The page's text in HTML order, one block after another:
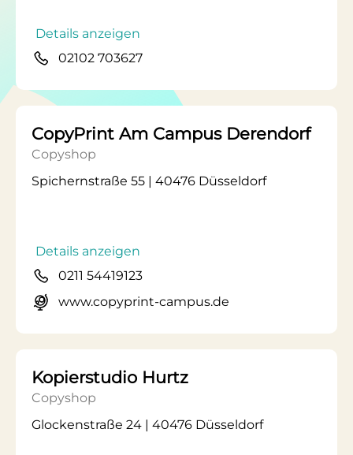
Details anzeigen
02102 703627
CopyPrint Am Campus Derendorf
Copyshop
Spichernstraße 55 | 40476 Düsseldorf
Details anzeigen
0211 54419123
www.copyprint-campus.de
Kopierstudio Hurtz
Copyshop
Glockenstraße 24 | 40476 Düsseldorf